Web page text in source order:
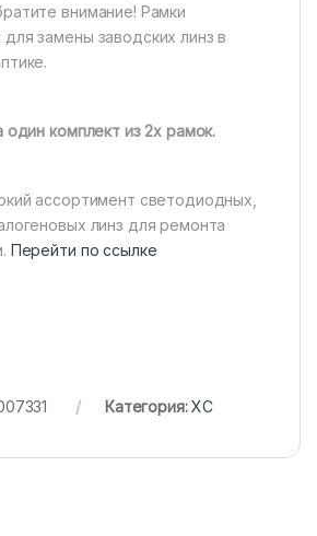
внимание! Рамки
замены заводских линз в
один комплект из 2х рамок.
ассортимент светодиодных,
линз для ремонта
Перейти по ссылке
Категория:XC